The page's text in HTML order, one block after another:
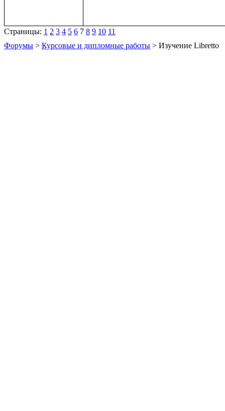
Страницы: 1 2 3 4 5 6 7 8 9 10 11
Форумы > Курсовые и дипломные работы > Изучение Libretto